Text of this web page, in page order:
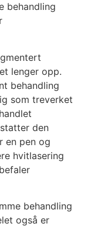
behandling
lenger opp.
behandling
som treverket
den
en pen og
hvitlasering
behandling
også er